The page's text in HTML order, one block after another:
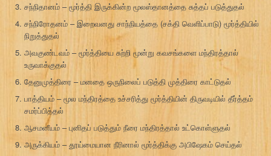
சந்நிதானம் – மூர்த்தி இருக்கின்ற மூலஸ்தானத்தை சுத்தப் படுத்துதல்
சந்நிரோதனம் – இறைவனது சாந்நியத்தை (சக்தி வெளிப்பாடு) மூர்த்தியில்
நிறுத்துதல்
அவகுண்டவம் – மூர்த்தியை சுற்றி மூன்று கவசங்களை மந்திரத்தால்
உருவாக்குதல்
தேனுமுத்திரை – மனதை ஒருநிலைப் படுத்தி முத்திரை காட்டுதல்
பாத்தியம் – மூல மந்திரத்தை உச்சரித்து மூர்த்தியின் திருவடியில் தீர்த்தம்
சமர்ப்பித்தல்
ஆசமனீயம் – புனிதப் படுத்தும் நீரை மந்திரத்தால் உட்கொள்ளுதல்
அருக்கியம் – தூய்மையான நீரினால் மூர்த்திக்கு அபிஷேகம் செய்தல்